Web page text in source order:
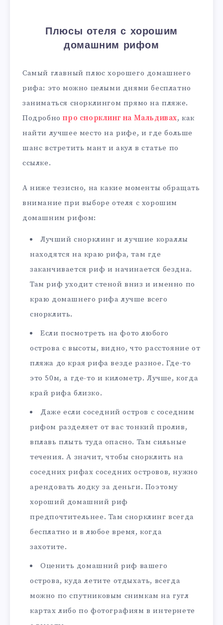
Плюсы отеля с хорошим
домашним рифом
Самый главный плюс хорошего домашнего
рифа: это можно целыми днями бесплатно
заниматься снорклингом прямо на пляже.
Подробнопро снорклинг на Мальдивах, как
найти лучшее место на рифе, и где больше
шанс встретить мант и акул в статье по
ссылке.
А ниже тезисно, на какие моменты обращать
внимание при выборе отеля с хорошим
домашним рифом:
Лучший снорклинг и лучшие кораллы
находятся на краю рифа, там где
заканчивается риф и начинается бездна.
Там риф уходит стеной вниз и именно по
краю домашнего рифа лучше всего
снорклить.
Если посмотреть на фото любого
острова с высоты, видно, что расстояние от
пляжа до края рифа везде разное. Где-то
это 50м, а где-то и километр. Лучше, когда
край рифа близко.
Даже если соседний остров с соседним
рифом разделяет от вас тонкий пролив,
вплавь плыть туда опасно. Там сильные
течения. А значит, чтобы снорклить на
соседних рифах соседних островов, нужно
арендовать лодку за деньги. Поэтому
хороший домашний риф
предпочтительнее. Там снорклинг всегда
бесплатно и в любое время, когда
захотите.
Оценить домашний риф вашего
острова, куда летите отдыхать, всегда
можно по спутниковым снимкам на гугл
картах либо по фотографиям в интернете